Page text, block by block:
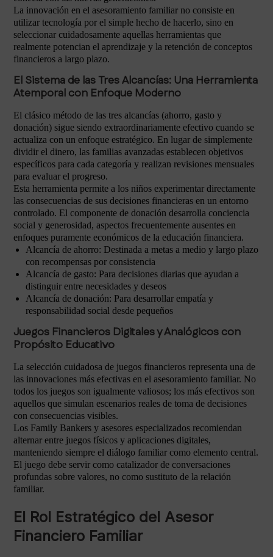
La innovación en el asesoramiento familiar no consiste en
utilizar tecnología por el simple hecho de hacerlo, sino en
seleccionar cuidadosamente aquellas herramientas que
realmente potencian el aprendizaje y la retención de conceptos
financieros a largo plazo.
El Sistema de las Tres Alcancías: Una Herramienta
Atemporal con Enfoque Moderno
El clásico método de las tres alcancías (ahorro, gasto y
donación) sigue siendo extraordinariamente efectivo cuando se
actualiza con un enfoque estratégico. En lugar de simplemente
dividir el dinero, las familias avanzadas establecen objetivos
específicos para cada categoría y realizan revisiones mensuales
para evaluar el progreso.
Esta herramienta permite a los niños experimentar directamente
las consecuencias de sus decisiones financieras en un entorno
controlado. El componente de donación desarrolla conciencia
social y generosidad, aspectos frecuentemente ausentes en
enfoques puramente económicos de la educación financiera.
Alcancía de ahorro: Destinada a metas a medio y largo plazo
con recompensas por consistencia
Alcancía de gasto: Para decisiones diarias que ayudan a
distinguir entre necesidades y deseos
Alcancía de donación: Para desarrollar empatía y
responsabilidad social desde pequeños
Juegos Financieros Digitales y Analógicos con
Propósito Educativo
La selección cuidadosa de juegos financieros representa una de
las innovaciones más efectivas en el asesoramiento familiar. No
todos los juegos son igualmente valiosos; los más efectivos son
aquellos que simulan escenarios reales de toma de decisiones
con consecuencias visibles.
Los Family Bankers y asesores especializados recomiendan
alternar entre juegos físicos y aplicaciones digitales,
manteniendo siempre el diálogo familiar como elemento central.
El juego debe servir como catalizador de conversaciones
profundas sobre valores, no como sustituto de la relación
familiar.
El Rol Estratégico del Asesor
Financiero Familiar